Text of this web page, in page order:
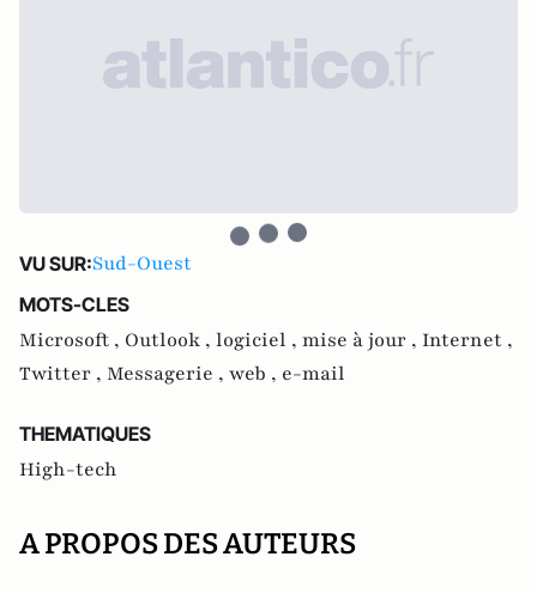
VU SUR:Sud-Ouest
MOTS-CLES
Microsoft , Outlook , logiciel , mise à jour , Internet ,
Twitter , Messagerie , web , e-mail
THEMATIQUES
High-tech
A PROPOS DES AUTEURS